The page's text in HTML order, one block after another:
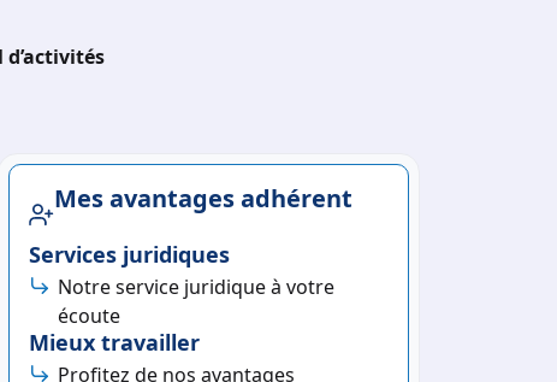
Mes avantages adhérent
Services juridiques
Notre service juridique à votre
écoute
Mieux travailler
Profitez de nos avantages